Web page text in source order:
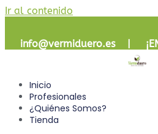
Ir al contenido
info@vermiduero.es | ¡
Inicio
Profesionales
¿Quiénes Somos?
Tienda